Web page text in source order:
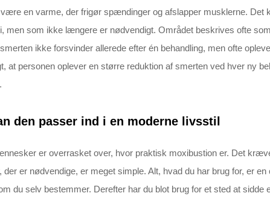
en varme, der frigør spændinger og afslapper musklerne. Det
men som ikke længere er nødvendigt. Området beskrives ofte
ikke forsvinder allerede efter én behandling, men ofte
at personen oplever en større reduktion af smerten ved hver ny
den passer ind i en moderne livsstil
er overrasket over, hvor praktisk moxibustion er. Det
er nødvendige, er meget simple. Alt, hvad du har brug for, er
du selv bestemmer. Derefter har du blot brug for et sted at sidde